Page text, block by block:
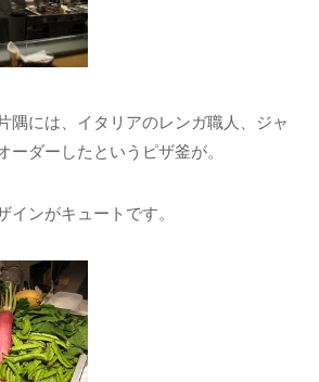
隅には、イタリアのレンガ職人、ジャ
ーダーしたというピザ釜が。
インがキュートです。